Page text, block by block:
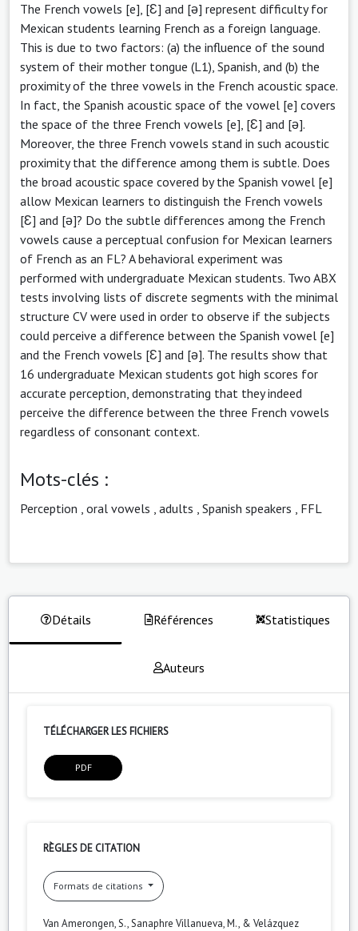
The French vowels [e], [Ɛ] and [ə] represent difficulty for
Mexican students learning French as a foreign language.
This is due to two factors: (a) the influence of the sound
system of their mother tongue (L1), Spanish, and (b) the
proximity of the three vowels in the French acoustic space.
In fact, the Spanish acoustic space of the vowel [e] covers
the space of the three French vowels [e], [Ɛ] and [ə].
Moreover, the three French vowels stand in such acoustic
proximity that the difference among them is subtle. Does
the broad acoustic space covered by the Spanish vowel [e]
allow Mexican learners to distinguish the French vowels
[Ɛ] and [ə]? Do the subtle differences among the French
vowels cause a perceptual confusion for Mexican learners
of French as an FL? A behavioral experiment was
performed with undergraduate Mexican students. Two ABX
tests involving lists of discrete segments with the minimal
structure CV were used in order to observe if the subjects
could perceive a difference between the Spanish vowel [e]
and the French vowels [Ɛ] and [ə]. The results show that
16 undergraduate Mexican students got high scores for
accurate perception, demonstrating that they indeed
perceive the difference between the three French vowels
regardless of consonant context.
Mots-clés :
Perception oral vowels adults Spanish speakers FFL
Détails Références Statistiques
Auteurs
TÉLÉCHARGER LES FICHIERS
PDF
RÈGLES DE CITATION
Formats de citations
Van Amerongen, S., Sanaphre Villanueva, M., & Velázquez